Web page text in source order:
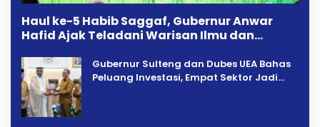
Haul ke-5 Habib Saggaf, Gubernur Anwar
Hafid Ajak Teladani Warisan Ilmu dan
Gubernur Sulteng dan Dubes UEA Bahas
Peluang Investasi, Empat Sektor Jadi